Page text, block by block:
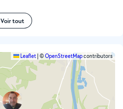
Voir tout
Leaflet ©OpenStreetMapcontributors